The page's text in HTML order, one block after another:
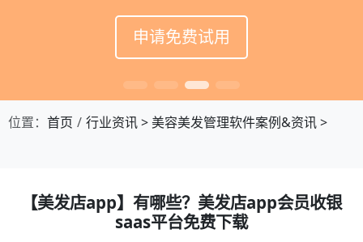
申请免费试用
申请免费试用
申请免费试用
申请免费试用
位置： 首页 行业资讯>美容美发管理软件案例&资讯>
【美发店app】有哪些？美发店app会员收银
saas平台免费下载